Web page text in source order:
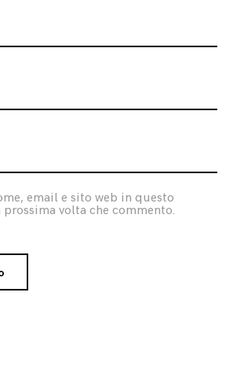
email e sito web in questo
prossima volta che commento.